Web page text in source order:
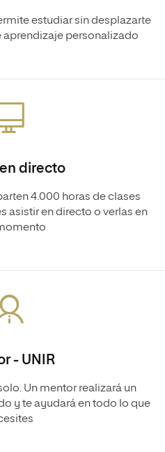
estudiar sin desplazarte
personalizado
directo
4.000 horas de clases
asistir en directo o verlas en
- UNIR
Un mentor realizará un
y te ayudará en todo lo que